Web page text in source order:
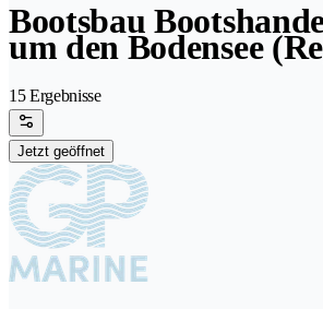
Bootsbau
um den Bodensee
15 Ergebnisse
Jetzt geöffnet